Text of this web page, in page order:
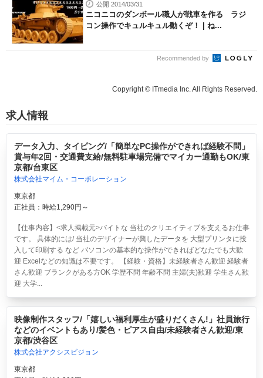
公開 2014/03/31
ニコニコのダンボール職人が戦車を作る ラジ
コン操作でキュルキュル動くぞ！ | ね...
Recommended by
Copyright © ITmedia Inc. All Rights Reserved.
求人情報
データ入力、タイピング/「簡単なPC操作ができれば経験不問」
賞与年2回・交通費支給/無料駐車場完備でマイカー通勤もOK/東
京都/台東区
株式会社マイム・コーポレーション
東京都
正社員：時給1,290円～
【仕事内容】<求人掲載元>バイトな 当社のクリエイティブを支えるお仕事
です。 具体的には/ 当社のデザイナーが興したデータを 大型プリンタに投
入して印刷する など パソコンの基本的な操作ができればどなたでも大歓
迎 Excelなどの知識は不要です。 【経験・資格】未経験者さん歓迎 経験者
さん歓迎 ブランクがある方OK 学歴不問 年齢不問 主婦(夫)歓迎 学生さん歓
迎 大学...
映像制作スタッフ/「嬉しい福利厚生が盛りだくさん!」社員旅行
などのイベントもあり/髪色・ピアス自由/未経験者さん歓迎/東
京都/渋谷区
株式会社アクシスビジョン
東京都